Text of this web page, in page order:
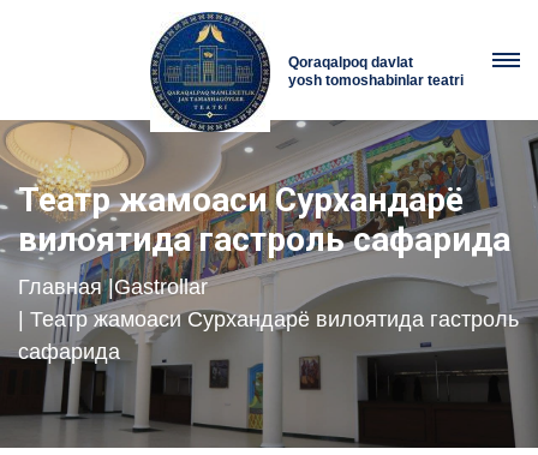
Qoraqalpoq davlat
yosh tomoshabinlar teatri
Театр жамоаси Сурхандарё
вилоятида гастроль сафарида
Главная |Gastrollar
| Театр жамоаси Сурхандарё вилоятида гастроль
сафарида